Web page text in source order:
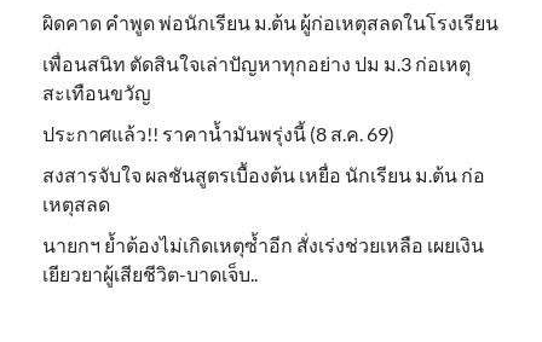
ผิดคาด คำพูด พ่อนักเรียน ม.ต้น ผู้ก่อเหตุสลดในโรงเรียน
เพื่อนสนิท ตัดสินใจเล่าปัญหาทุกอย่าง ปม ม.3 ก่อเหตุ
สะเทือนขวัญ
ประกาศแล้ว!! ราคาน้ำมันพรุ่งนี้ (8 ส.ค. 69)
สงสารจับใจ ผลชันสูตรเบื้องต้น เหยื่อ นักเรียน ม.ต้น ก่อ
เหตุสลด
นายกฯ ย้ำต้องไม่เกิดเหตุซ้ำอีก สั่งเร่งช่วยเหลือ เผยเงิน
เยียวยาผู้เสียชีวิต-บาดเจ็บ..